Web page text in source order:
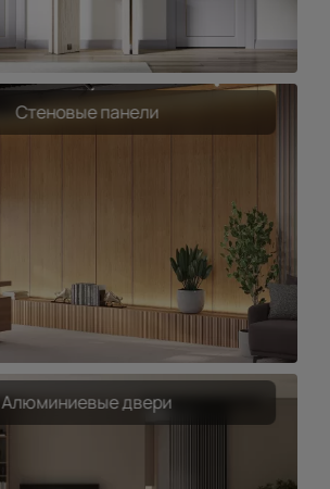
Стеновые панели
Алюминиевые двери